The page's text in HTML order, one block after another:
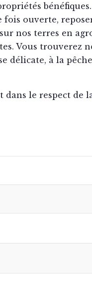
ouverte,
nos terres en
Vous
délicate, à la
dans le respect de